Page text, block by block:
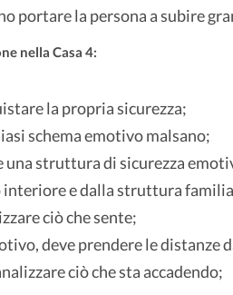
portare la persona a subire
nella Casa 4:
la propria sicurezza;
schema emotivo malsano;
una struttura di sicurezza
interiore e dalla struttura
ciò che sente;
deve prendere le distanze
ciò che sta accadendo;